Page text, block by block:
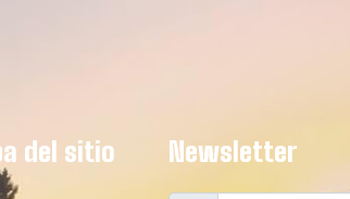
del sitio Newsletter